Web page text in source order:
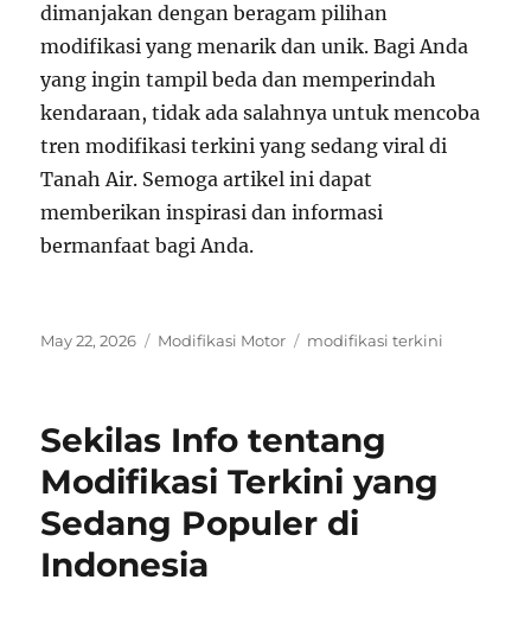
dimanjakan dengan beragam pilihan
modifikasi yang menarik dan unik. Bagi Anda
yang ingin tampil beda dan memperindah
kendaraan, tidak ada salahnya untuk mencoba
tren modifikasi terkini yang sedang viral di
Tanah Air. Semoga artikel ini dapat
memberikan inspirasi dan informasi
bermanfaat bagi Anda.
Posted
May 22, 2026 Categories
Modifikasi Motor Tags
modifikasi terkini
Sekilas Info tentang
Modifikasi Terkini yang
Sedang Populer di
Indonesia